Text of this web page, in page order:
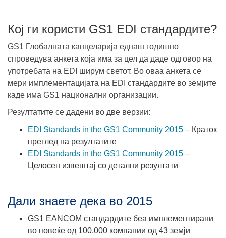
Кој ги користи GS1 EDI стандардите?
GS1 Глобалната канцеларија еднаш годишно
спроведува анкета која има за цел да даде одговор на
употребата на EDI ширум светот. Во оваа анкета се
мери имплементацијата на EDI стандардите во земјите
каде има GS1 национални организации.
Резултатите се дадени во две верзии:
EDI Standards in the GS1 Community 2015 – Краток
преглед на резултатите
EDI Standards in the GS1 Community 2015 –
Целосен извештај со детални резултати
Дали знаете дека во 2015
GS1 EANCOM стандардите беа имплементирани
во повеќе од 100,000 компании од 43 земји